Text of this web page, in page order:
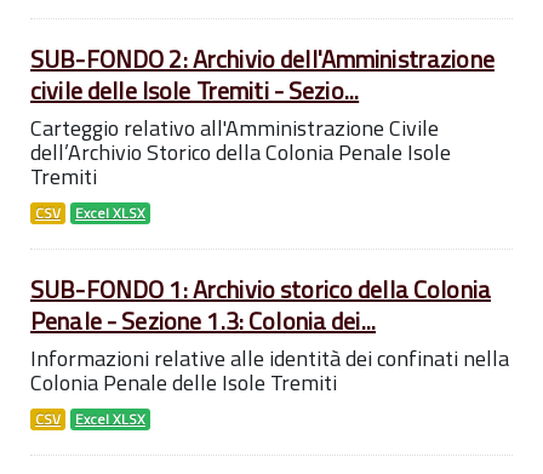
SUB-FONDO 2: Archivio dell'Amministrazione
civile delle Isole Tremiti - Sezio...
Carteggio relativo all'Amministrazione Civile
dell’Archivio Storico della Colonia Penale Isole
Tremiti
CSV Excel XLSX
SUB-FONDO 1: Archivio storico della Colonia
Penale - Sezione 1.3: Colonia dei...
Informazioni relative alle identità dei confinati nella
Colonia Penale delle Isole Tremiti
CSV Excel XLSX